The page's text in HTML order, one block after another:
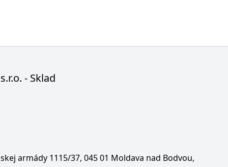
- Sklad
armády 1115/37, 045 01 Moldava nad Bodvou,